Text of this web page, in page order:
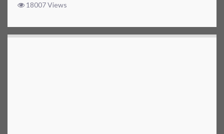
18007 Views